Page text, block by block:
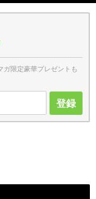
ガ限定豪華プレゼントも
登録